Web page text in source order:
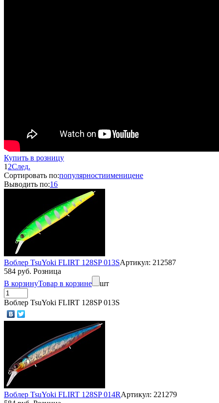
Купить в розницу
1 2След.
Сортировать по:популярностиименицене
Выводить по:16
Воблер TsuYoki FLIRT 128SP 013SАртикул: 212587
584 руб. Розница
В корзинуТовар в корзине шт
Воблер TsuYoki FLIRT 128SP 013S
Воблер TsuYoki FLIRT 128SP 014RАртикул: 221279